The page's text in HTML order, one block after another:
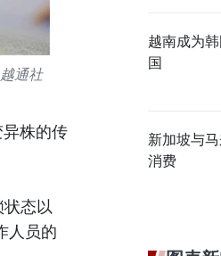
通社
株的传
态以
人员的
越南成为
国
新加坡与
消费